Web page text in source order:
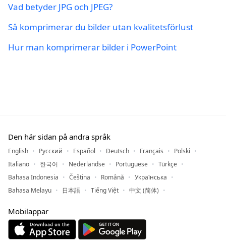
Vad betyder JPG och JPEG?
Så komprimerar du bilder utan kvalitetsförlust
Hur man komprimerar bilder i PowerPoint
Den här sidan på andra språk
English Русский Español Deutsch Français
Polski
Italiano
한국어 Nederlandse Portuguese
Türkçe
Bahasa Indonesia
Čeština Română
Українська
Bahasa Melayu
日本語 Tiếng Việt 中文 (简体)
Mobilappar